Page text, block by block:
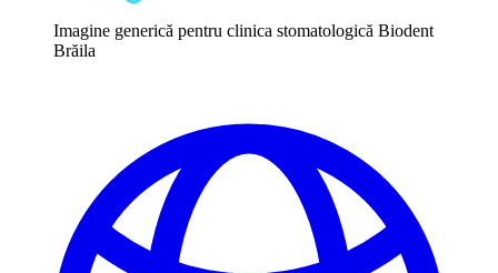
Imagine generică pentru clinica stomatologică Biodent
Brăila